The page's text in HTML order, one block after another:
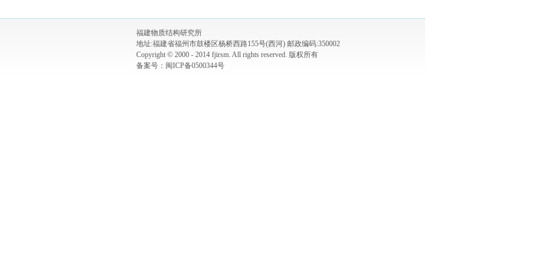
福建物质结构研究所
地址:福建省福州市鼓楼区杨桥西路155号(西河) 邮政编码:350002
Copyright © 2000 - 2014 fjirsm. All rights reserved. 版权所有
备案号：闽ICP备0500344号